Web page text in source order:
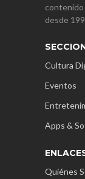
desde
Cultura
Eventos
Apps &
Quiénes